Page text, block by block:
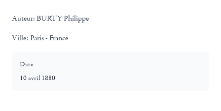
Auteur: BURTY Philippe
Ville: Paris - France
Date
10 avril 1880